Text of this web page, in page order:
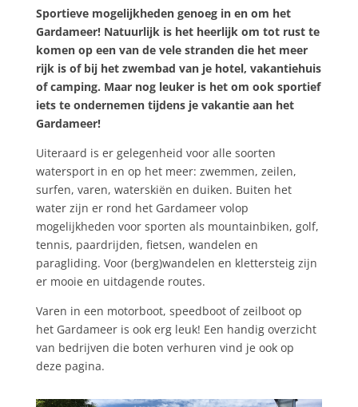
Sportieve mogelijkheden genoeg in en om het
Gardameer! Natuurlijk is het heerlijk om tot rust te
komen op een van de vele stranden die het meer
rijk is of bij het zwembad van je hotel, vakantiehuis
of camping. Maar nog leuker is het om ook sportief
iets te ondernemen tijdens je vakantie aan het
Gardameer!
Uiteraard is er gelegenheid voor alle soorten
watersport in en op het meer: zwemmen, zeilen,
surfen, varen, waterskiën en duiken. Buiten het
water zijn er rond het Gardameer volop
mogelijkheden voor sporten als mountainbiken, golf,
tennis, paardrijden, fietsen, wandelen en
paragliding. Voor (berg)wandelen en klettersteig zijn
er mooie en uitdagende routes.
Varen in een motorboot, speedboot of zeilboot op
het Gardameer is ook erg leuk! Een handig overzicht
van bedrijven die boten verhuren vind je ook op
deze pagina.